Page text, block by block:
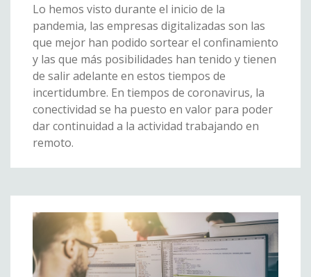
Lo hemos visto durante el inicio de la
pandemia, las empresas digitalizadas son las
que mejor han podido sortear el confinamiento
y las que más posibilidades han tenido y tienen
de salir adelante en estos tiempos de
incertidumbre. En tiempos de coronavirus, la
conectividad se ha puesto en valor para poder
dar continuidad a la actividad trabajando en
remoto.